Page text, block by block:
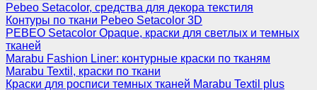
Pebeo Setacolor, средства для декора текстиля
Контуры по ткани Pebeo Setacolor 3D
PEBEO Setacolor Opaque, краски для светлых и темных
тканей
Marabu Fashion Liner: контурные краски по тканям
Marabu Textil, краски по ткани
Краски для росписи темных тканей Marabu Textil plus